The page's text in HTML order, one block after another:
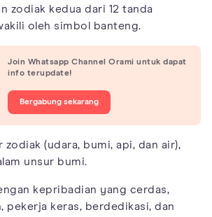
zodiak kedua dari 12 tanda
oleh simbol banteng.
Join Whatsapp Channel Orami untuk dapat
info terupdate!
Bergabung sekarang
zodiak (udara, bumi, api, dan air),
unsur bumi.
kepribadian yang cerdas,
pekerja keras, berdedikasi, dan